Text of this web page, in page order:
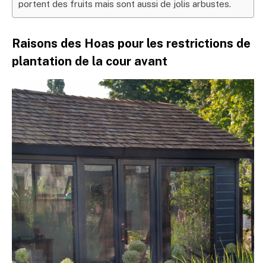
portent des fruits mais sont aussi de jolis arbustes.
Raisons des Hoas pour les restrictions de
plantation de la cour avant